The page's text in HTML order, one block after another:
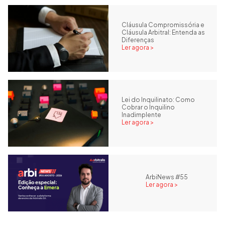
Cláusula Compromissória e
Cláusula Arbitral: Entenda as
Diferenças
Ler agora >
Lei do Inquilinato: Como
Cobrar o Inquilino
Inadimplente
Ler agora >
ArbiNews #55
Ler agora >